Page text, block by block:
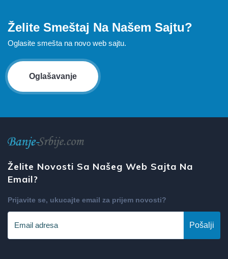
Želite Smeštaj Na Našem Sajtu?
Oglasite smešta na novo web sajtu.
Oglašavanje
Želite Novosti Sa Našeg Web Sajta Na
Email?
Prijavite se, ukucajte email za prijem novosti?
Pošalji